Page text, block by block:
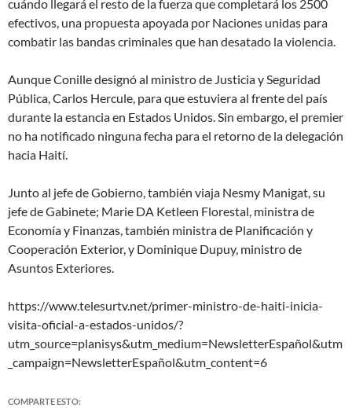
cuándo llegará el resto de la fuerza que completará los 2500
efectivos, una propuesta apoyada por Naciones unidas para
combatir las bandas criminales que han desatado la violencia.
Aunque Conille designó al ministro de Justicia y Seguridad
Pública, Carlos Hercule, para que estuviera al frente del país
durante la estancia en Estados Unidos. Sin embargo, el premier
no ha notificado ninguna fecha para el retorno de la delegación
hacia Haití.
Junto al jefe de Gobierno, también viaja Nesmy Manigat, su
jefe de Gabinete; Marie DA Ketleen Florestal, ministra de
Economía y Finanzas, también ministra de Planificación y
Cooperación Exterior, y Dominique Dupuy, ministro de
Asuntos Exteriores.
https://www.telesurtv.net/primer-ministro-de-haiti-inicia-
visita-oficial-a-estados-unidos/?
utm_source=planisys&utm_medium=NewsletterEspañol&utm
_campaign=NewsletterEspañol&utm_content=6
COMPARTE ESTO: